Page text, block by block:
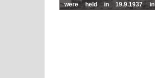
were held in 19.9.1937 in